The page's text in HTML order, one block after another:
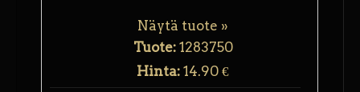
Näytä tuote »
Tuote: 1283750
Hinta:14.90 €